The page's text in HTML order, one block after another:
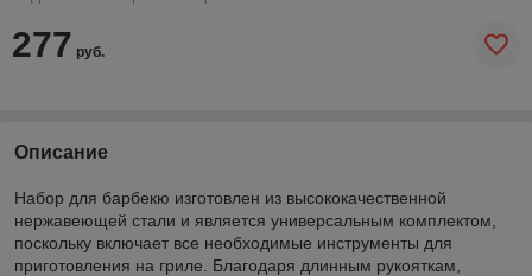
277 руб.
Описание
Набор для барбекю изготовлен из высококачественной
нержавеющей стали и является универсальным комплектом,
поскольку включает все необходимые инструменты для
приготовления на гриле. Благодаря длинным рукояткам,